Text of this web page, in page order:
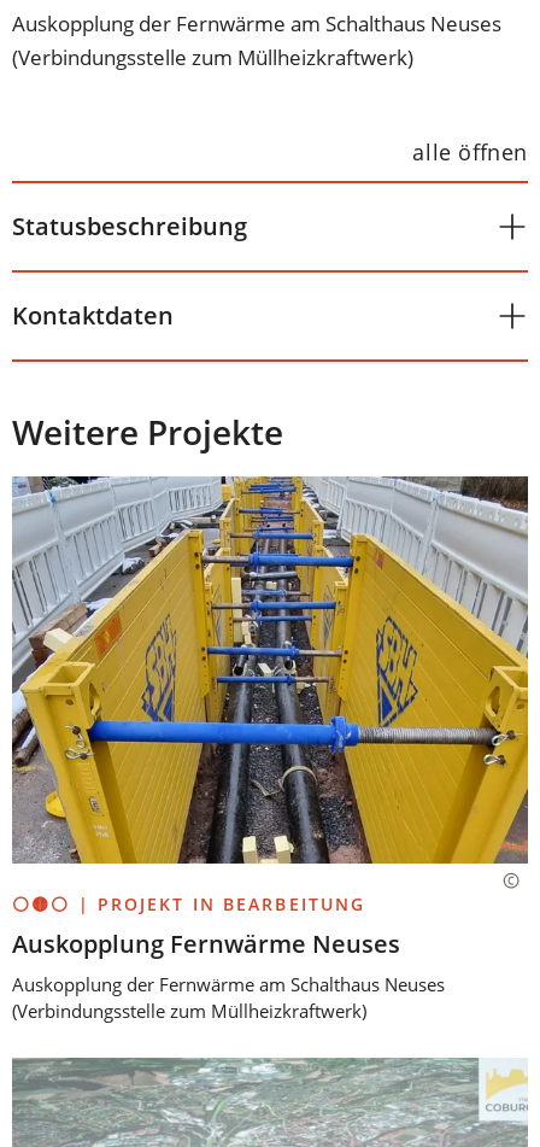
Auskopplung der Fernwärme am Schalthaus Neuses
(Verbindungsstelle zum Müllheizkraftwerk)
alle öffnen
Statusbeschreibung
Kontaktdaten
Weitere Projekte
⚪🟡⚪ | PROJEKT IN BEARBEITUNG
Auskopplung Fernwärme Neuses
Auskopplung der Fernwärme am Schalthaus Neuses
(Verbindungsstelle zum Müllheizkraftwerk)